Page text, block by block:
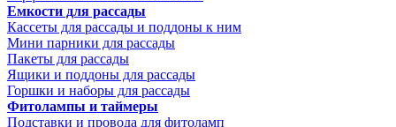
Емкости для рассады
Кассеты для рассады и поддоны к ним
Мини парники для рассады
Пакеты для рассады
Ящики и поддоны для рассады
Горшки и наборы для рассады
Фитолампы и таймеры
Подставки и провода для фитоламп